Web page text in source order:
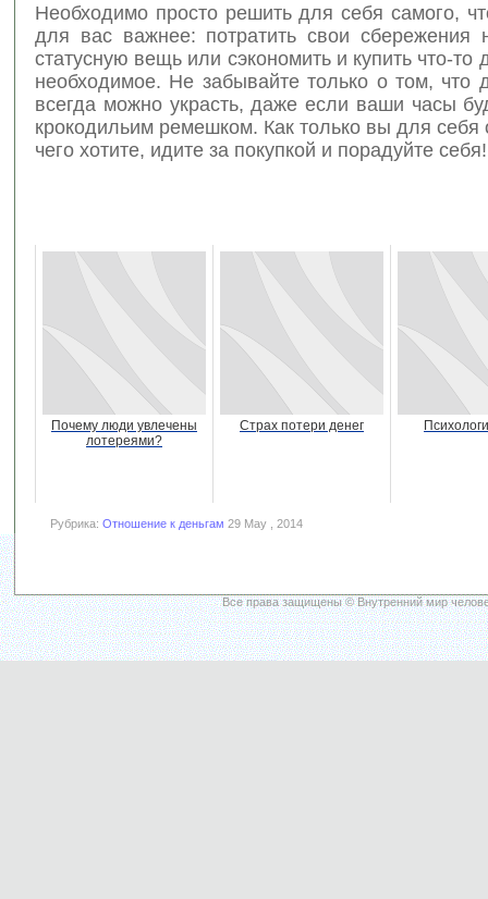
Необходимо просто решить для себя самого,
для вас важнее: потратить свои сбережения
статусную вещь или сэкономить и купить что-то
необходимое. Не забывайте только о том, что
всегда можно украсть, даже если ваши часы
крокодильим ремешком. Как только вы для себя
чего хотите, идите за покупкой и порадуйте себя!
Почему люди увлечены
лотереями?
Страх потери денег
Рубрика: Отношение к деньгам 29 May , 2014
Все права защищены © Внутренний мир